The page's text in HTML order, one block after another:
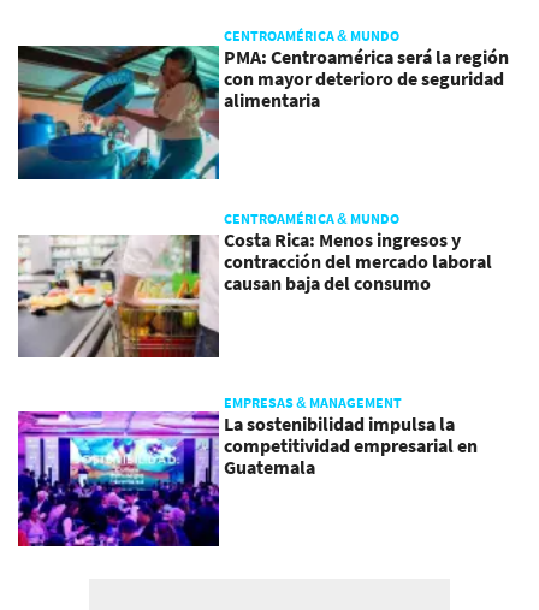
CENTROAMÉRICA & MUNDO
PMA: Centroamérica será la región
con mayor deterioro de seguridad
alimentaria
CENTROAMÉRICA & MUNDO
Costa Rica: Menos ingresos y
contracción del mercado laboral
causan baja del consumo
EMPRESAS & MANAGEMENT
La sostenibilidad impulsa la
competitividad empresarial en
Guatemala